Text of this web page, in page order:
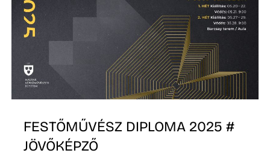
FESTŐMŰVÉSZ DIPLOMA 2025 #
JÖVŐKÉPZŐ